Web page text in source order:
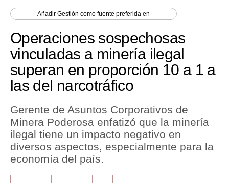
Economía
Mercados
Perú
Política
Tu Dinero
Finanzas Personales
AñadirGestión como fuente preferida en
Operaciones sospechosas
vinculadas a minería ilegal
superan en proporción 10 a 1 a
las del narcotráfico
Gerente de Asuntos Corporativos de
Minera Poderosa enfatizó que la minería
ilegal tiene un impacto negativo en
diversos aspectos, especialmente para la
economía del país.